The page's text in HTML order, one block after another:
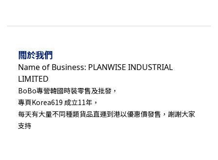
關於我們
Name of Business: PLANWISE INDUSTRIAL
LIMITED
BoBo專營韓國時裝零售及批發，
專頁Korea619 成立11年，
每天有大量不同種類貨品直運到港以優惠價發售，謝謝大家
支持